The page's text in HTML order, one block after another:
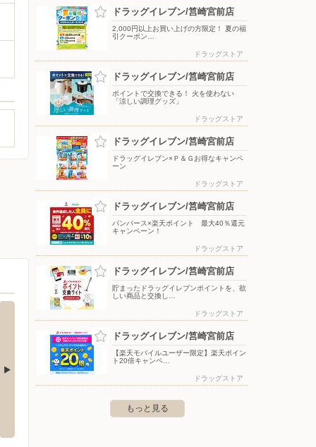
ール福岡店
町大字酒殿字老ノ木192-1
福岡県民共済の出張無料相談会（ボック
スタウン箱崎)
ドラッグイレブン/筥崎宮前店
2,000円以上お買い上げの方限定！ 夏の福
引クーポン…
ドラッグストア
ドラッグイレブン/筥崎宮前店
ポイントで交換できる！ 火を使わない
「涼しい調理グッズ」
ドラッグストア
ドラッグイレブン/筥崎宮前店
ドラッグイレブン×Ｐ＆Ｇお得なキャンペ
ーン
ドラッグストア
ドラッグイレブン/筥崎宮前店
パンパース×楽天ポイント 最大40％還元
キャンペーン！
ドラッグストア
ドラッグイレブン/筥崎宮前店
貯まったドラッグイレブンポイントを、欲
しい商品と交換し…
ドラッグストア
ドラッグイレブン/筥崎宮前店
【楽天モバイルユーザー限定】楽天ポイン
ト20倍キャンペ…
ドラッグストア
もっと見る